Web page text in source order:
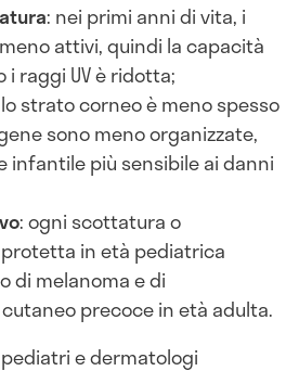
: nei primi anni di vita, i
attivi, quindi la capacità
raggi UV è ridotta;
strato corneo è meno spesso
sono meno organizzate,
infantile più sensibile ai danni
: ogni scottatura o
in età pediatrica
di melanoma e di
precoce in età adulta.
e dermatologi